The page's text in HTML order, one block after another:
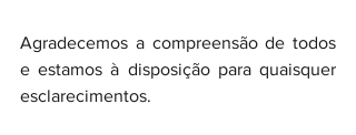
Agradecemos a compreensão de todos
e estamos à disposição para quaisquer
esclarecimentos.